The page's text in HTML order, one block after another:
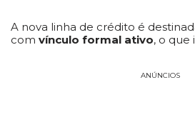
A nova linha de crédito é
com vínculo formal ativo, o que
ANÚNCIOS